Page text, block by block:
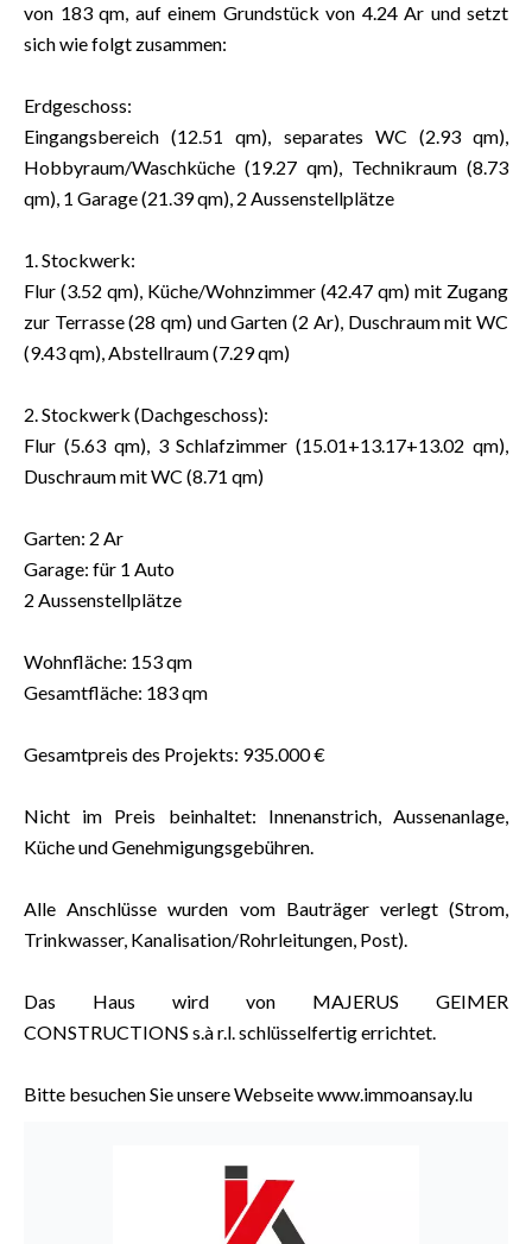
von 183 qm, auf einem Grundstück von 4.24 Ar und setzt
sich wie folgt zusammen:
Erdgeschoss:
Eingangsbereich (12.51 qm), separates WC (2.93 qm),
Hobbyraum/Waschküche (19.27 qm), Technikraum (8.73
qm), 1 Garage (21.39 qm), 2 Aussenstellplätze
1. Stockwerk:
Flur (3.52 qm), Küche/Wohnzimmer (42.47 qm) mit Zugang
zur Terrasse (28 qm) und Garten (2 Ar), Duschraum mit WC
(9.43 qm), Abstellraum (7.29 qm)
2. Stockwerk (Dachgeschoss):
Flur (5.63 qm), 3 Schlafzimmer (15.01+13.17+13.02 qm),
Duschraum mit WC (8.71 qm)
Garten: 2 Ar
Garage: für 1 Auto
2 Aussenstellplätze
Wohnfläche: 153 qm
Gesamtfläche: 183 qm
Gesamtpreis des Projekts: 935.000 €
Nicht im Preis beinhaltet: Innenanstrich, Aussenanlage,
Küche und Genehmigungsgebühren.
Alle Anschlüsse wurden vom Bauträger verlegt (Strom,
Trinkwasser, Kanalisation/Rohrleitungen, Post).
Das Haus wird von MAJERUS GEIMER
CONSTRUCTIONS s.à r.l. schlüsselfertig errichtet.
Bitte besuchen Sie unsere Webseite www.immoansay.lu